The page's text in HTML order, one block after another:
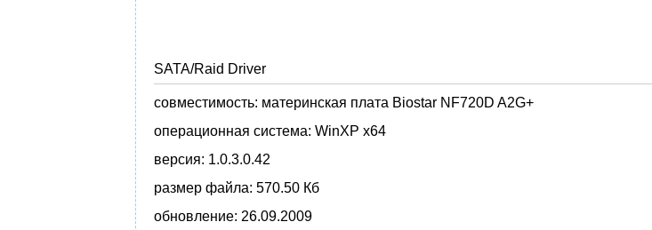
SATA/Raid Driver
совместимость: материнская плата Biostar NF720D A2G+
операционная система: WinXP x64
версия: 1.0.3.0.42
размер файла: 570.50 Кб
обновление: 26.09.2009